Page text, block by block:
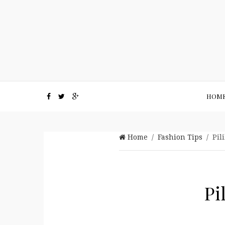
Home / Fashion Tips /